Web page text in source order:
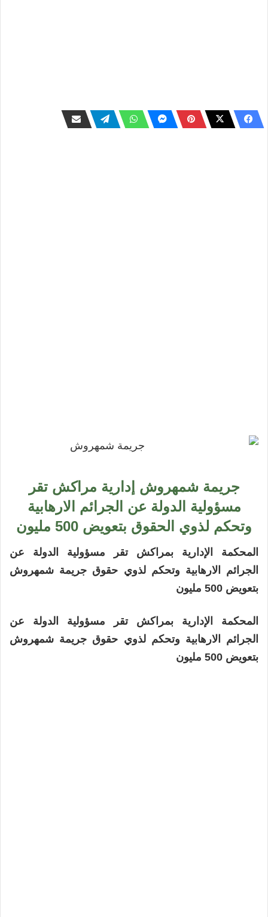
جريمة شمهروش إدارية مراكش تقر
مسؤولية الدولة عن الجرائم الارهابية
وتحكم لذوي الحقوق بتعويض 500 مليون
المحكمة الإدارية بمراكش تقر مسؤولية الدولة عن
الجرائم الارهابية وتحكم لذوي حقوق جريمة شمهروش
بتعويض 500 مليون
المحكمة الإدارية بمراكش تقر مسؤولية الدولة عن
الجرائم الارهابية وتحكم لذوي حقوق جريمة شمهروش
بتعويض 500 مليون